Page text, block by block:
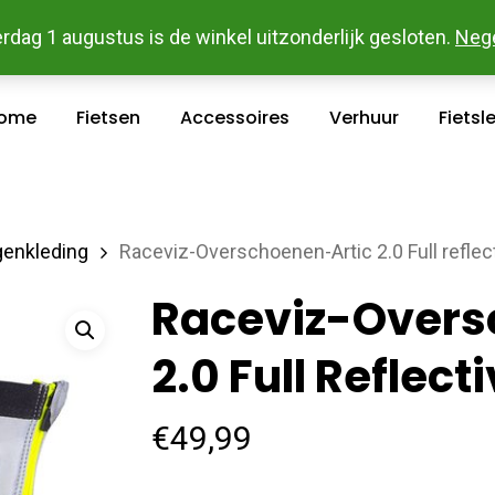
1 augustus is de winkel uitzonderlijk gesloten.
En Betaal Makkelijk Online - Gratis Levering In Groot
Fietsen Accessoires Verhuur
Raceviz-Overschoenen-Artic 2.0 Full
Raceviz-
2.0 Full
€49,99